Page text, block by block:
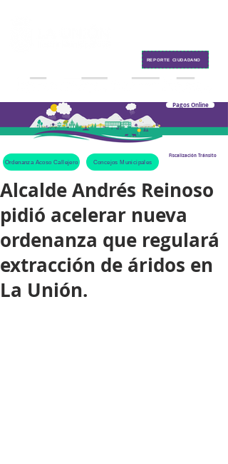
Pagos Online
Ordenanza Acoso Callejero Concejos Municipales
Fiscalización Tránsito
REPORTE CIUDADANO
Alcalde Andrés Reinoso
pidió acelerar nueva
ordenanza que regulará
extracción de áridos en
La Unión.